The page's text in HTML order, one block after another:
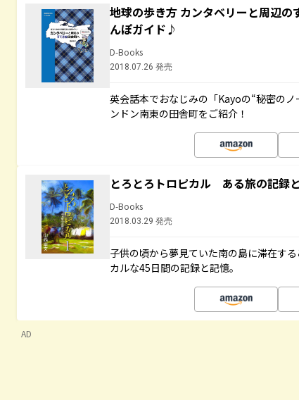
地球の歩き方 カンタベリーと周辺
んぽガイド♪
D-Books
2018.07.26 発売
英会話本でおなじみの「Kayoの“秘密の
ンドン南東の田舎町をご紹介！
とろとろトロピカル ある旅の記録
D-Books
2018.03.29 発売
子供の頃から夢見ていた南の島に滞在す
カルな45日間の記録と記憶。
AD